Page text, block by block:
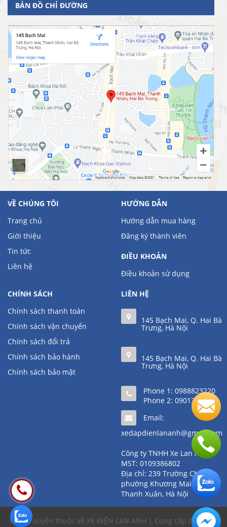
BẢN ĐỒ CHỈ ĐƯỜNG
VỀ CHÚNG TÔI
Trang chủ
Giới thiệu
Tin tức
Liên hệ
HƯỚNG DẪN
Hướng dẫn mua hàng
Đăng ký thành viên
ĐIỀU KHOẢN
Điều khoản sử dụng
CHÍNH SÁCH
Chính sách thanh toán
Chính sách vận chuyển
Chính sách đổi trả
Chính sách bảo hành
Chính sách bảo mật
LIÊN HỆ
145 Bạch Mai, Q. Hai Bà
Trưng, Hà Nội
145 Bạch Mai, Q. Hai Bà
Trưng, Hà Nội
Phone 1: 0988823220
Phone 2: 0901361111
Email:
xedapdienlananh@gmail.com
Công ty TNHH Xe Lan Anh
MST: 0109386802
Địa chỉ: 239 Trường Chinh,
phường Khương Mai, quận
Thanh Xuân, Hà Nội
© Bản quyền thuộc về XE ĐIỆN LAN ANH | Cung cấp bởiSapo